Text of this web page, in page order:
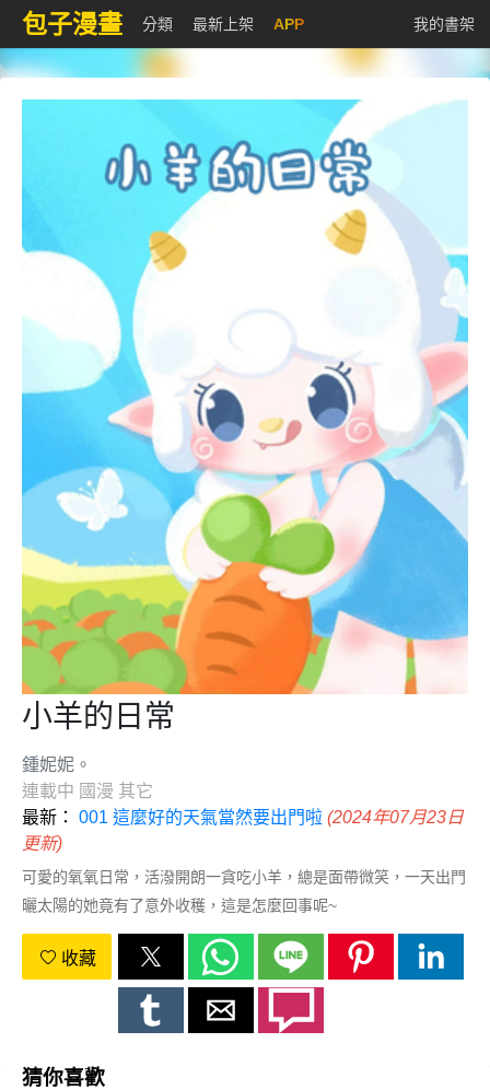
包子漫畫 分類 最新上架 APP 我的書架
小羊的日常
鍾妮妮。
連載中 國漫 其它
最新： 001 這麼好的天氣當然要出門啦 (2024年07月23日
更新)
可愛的氧氧日常，活潑開朗一貪吃小羊，總是面帶微笑，一天出門
曬太陽的她竟有了意外收穫，這是怎麼回事呢~
收藏
猜你喜歡